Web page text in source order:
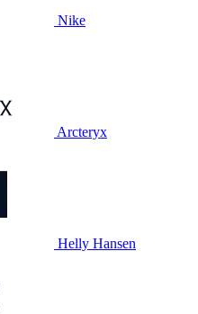
Nike
Arcteryx
Helly Hansen